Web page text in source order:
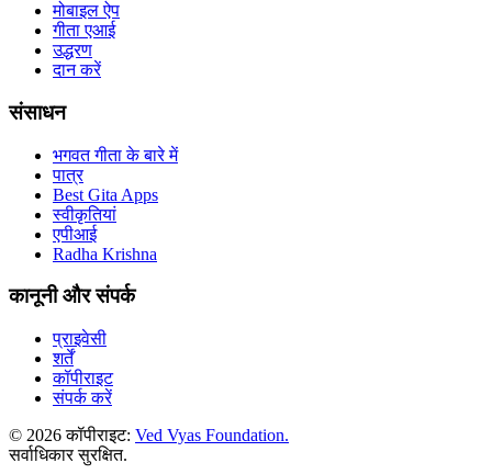
मोबाइल ऐप
गीता एआई
उद्धरण
दान करें
संसाधन
भगवत गीता के बारे में
पात्र
Best Gita Apps
स्वीकृतियां
एपीआई
Radha Krishna
कानूनी और संपर्क
प्राइवेसी
शर्तें
कॉपीराइट
संपर्क करें
© 2026 कॉपीराइट: Ved Vyas Foundation.
सर्वाधिकार सुरक्षित.